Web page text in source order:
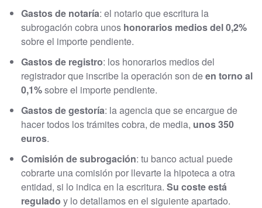
Gastos de notaría: el notario que escritura la
subrogación cobra unos honorarios medios del 0,2%
sobre el importe pendiente.
Gastos de registro: los honorarios medios del
registrador que inscribe la operación son deen torno al
0,1%sobre el importe pendiente.
Gastos de gestoría: la agencia que se encargue de
hacer todos los trámites cobra, de media, unos 350
euros.
Comisión de subrogación: tu banco actual puede
cobrarte una comisión por llevarte la hipoteca a otra
entidad, si lo indica en la escritura. Su coste está
regulado y lo detallamos en el siguiente apartado.